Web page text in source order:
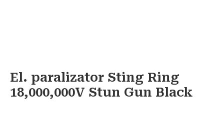
El. paralizator Sting Ring
18,000,000V Stun Gun Black